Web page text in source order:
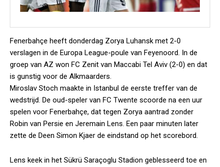
Fenerbahçe heeft donderdag Zorya Luhansk met 2-0
verslagen in de Europa League-poule van Feyenoord. In de
groep van AZ won FC Zenit van Maccabi Tel Aviv (2-0) en dat
is gunstig voor de Alkmaarders.
Miroslav Stoch maakte in Istanbul de eerste treffer van de
wedstrijd. De oud-speler van FC Twente scoorde na een uur
spelen voor Fenerbahçe, dat tegen Zorya aantrad zonder
Robin van Persie en Jeremain Lens. Een paar minuten later
zette de Deen Simon Kjaer de eindstand op het scorebord.
Lens keek in het Sükrü Saraçoglu Stadion geblesseerd toe en